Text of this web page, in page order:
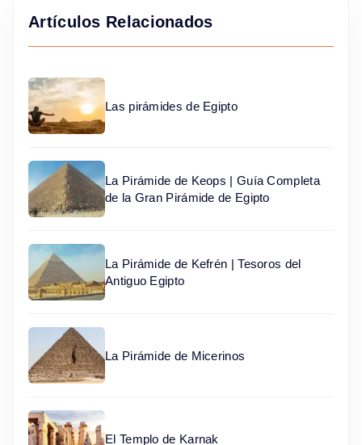
Artículos Relacionados
Las pirámides de Egipto
La Pirámide de Keops | Guía Completa
de la Gran Pirámide de Egipto
La Pirámide de Kefrén | Tesoros del
Antiguo Egipto
La Pirámide de Micerinos
El Templo de Karnak